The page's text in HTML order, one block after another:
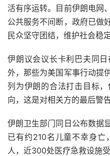
活有序运转。目前伊朗电网
公共服务不间断，政府已做
民众坚守团结，维护社会稳定
伊朗议会议长卡利巴夫同
外，那些为美国军事行动提
列为伊朗的合法打击目标
向，这是对相关方的最后警告
伊朗卫生部门同日公布数据
已有约210名儿童不幸身亡
人，近300处医疗急救设施